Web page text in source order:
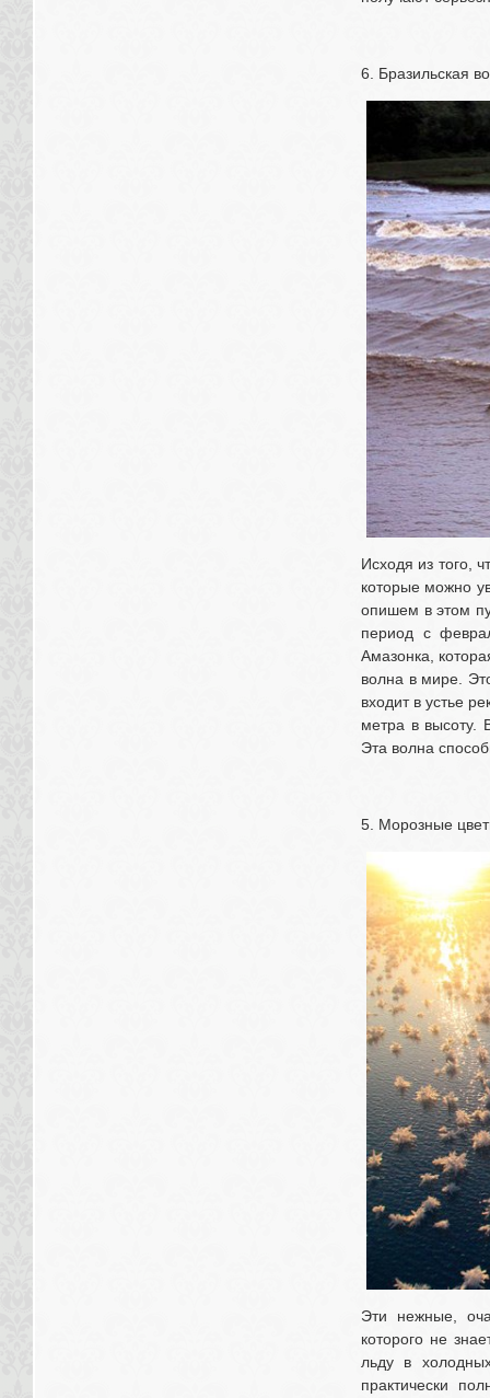
6. Бразильская
Исходя из того,
которые можно
опишем в этом
период с
Амазонка,
волна в мире.
входит в устье
метра в высоту.
Эта волна
5. Морозные
Эти нежные,
которого не
льду в
практически